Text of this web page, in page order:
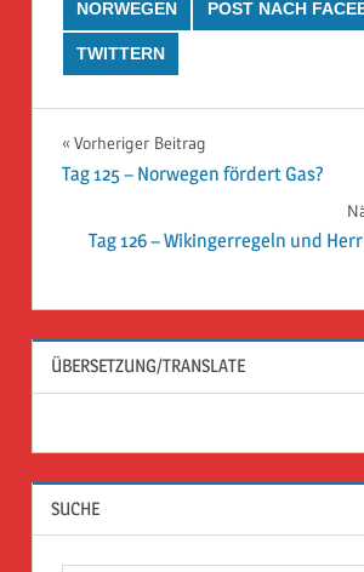
NORWEGEN POST NACH
TWITTERN
Beitragsnavigation
Vorheriger Beitrag
Tag 125 – Norwegen fördert Gas?
Tag 126 – Wikingerregeln und
ÜBERSETZUNG/TRANSLATE
SUCHE